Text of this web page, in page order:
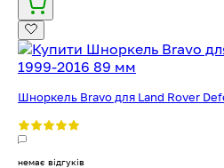
Шноркель Bravo для Land Rover
немає відгуків